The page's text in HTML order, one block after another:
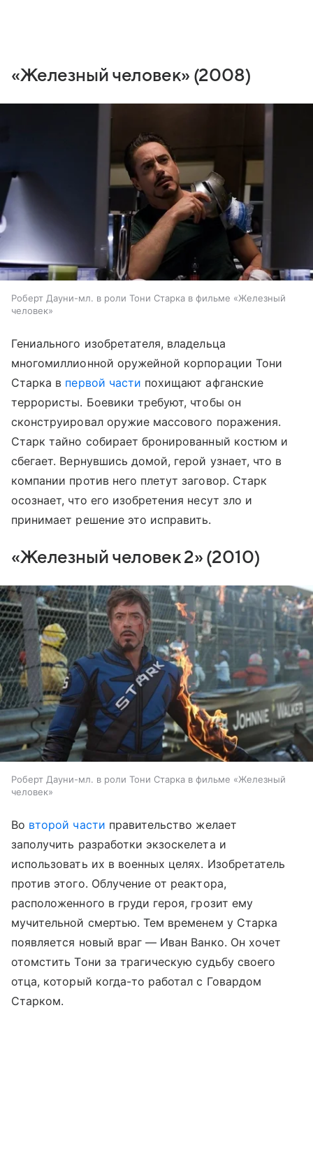
«Железный человек» (2008)
Роберт Дауни-мл. в роли Тони Старка в фильме «Железный
человек»
Гениального изобретателя, владельца
многомиллионной оружейной корпорации Тони
Старка в первой части похищают афганские
террористы. Боевики требуют, чтобы он
сконструировал оружие массового поражения.
Старк тайно собирает бронированный костюм и
сбегает. Вернувшись домой, герой узнает, что в
компании против него плетут заговор. Старк
осознает, что его изобретения несут зло и
принимает решение это исправить.
«Железный человек 2» (2010)
Роберт Дауни-мл. в роли Тони Старка в фильме «Железный
человек»
Во второй части правительство желает
заполучить разработки экзоскелета и
использовать их в военных целях. Изобретатель
против этого. Облучение от реактора,
расположенного в груди героя, грозит ему
мучительной смертью. Тем временем у Старка
появляется новый враг — Иван Ванко. Он хочет
отомстить Тони за трагическую судьбу своего
отца, который когда-то работал с Говардом
Старком.